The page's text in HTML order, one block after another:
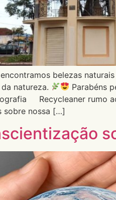
belezas
natureza.
Parabéns
Recycleaner rumo
sobre nossa […]